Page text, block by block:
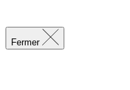
Fermer